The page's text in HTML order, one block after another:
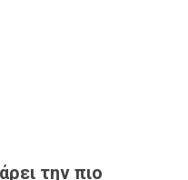
την πιο